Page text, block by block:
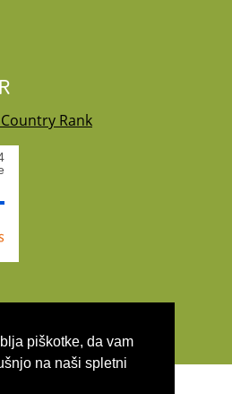
piškotke, da vam
na naši spletni